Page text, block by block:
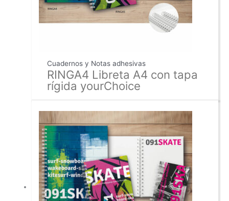
Cuadernos y Notas adhesivas
RINGA4 Libreta A4 con tapa
rígida yourChoice